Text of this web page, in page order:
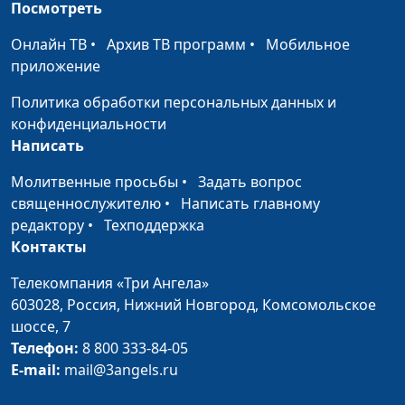
Успешный человек:
как мыслить, чтобы
стать таким же
Александр Сахаров,
по семейным
и не предать себя
Александр Сахаров,
священнослужитель,
психолог, консультант
Свобода выбора: как
принять трудное
решение
Вадим Трусюк, Мария
#41
Посмотреть
Онлайн ТВ • Архив ТВ программ • Мобильное
приложение
Политика обработки персональных данных и
конфиденциальности
Написать
Молитвенные просьбы • Задать вопрос
священнослужителю • Написать главному
редактору • Техподдержка
Контакты
Телекомпания «Три Ангела»
603028, Россия, Нижний Новгород, Комсомольское
шоссе, 7
Телефон: 8 800 333-84-05
E-mail: mail@3angels.ru